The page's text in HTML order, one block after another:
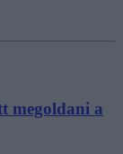
megoldani a